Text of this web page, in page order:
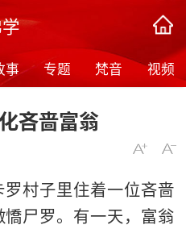
事 专题 梵音 视频
吝啬富翁
村子里住着一位吝啬
尸罗。有一天，富翁